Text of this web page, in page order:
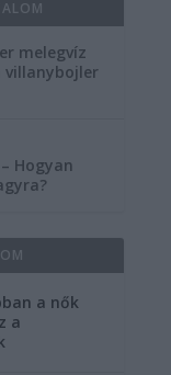
melegvíz
villanybojler
Hogyan
a nők
a